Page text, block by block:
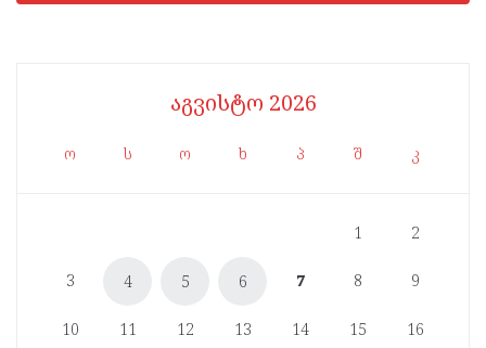
აგვისტო 2026
ო ს ო ხ პ შ კ
1 2
3 4 5 6 7 8 9
10 11 12 13 14 15 16